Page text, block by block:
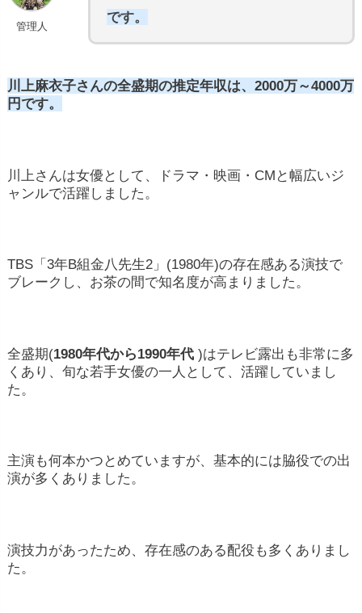
管理人
です。
川上麻衣子さんの全盛期の推定年収は、2000万～4000万
円です。
川上さんは女優として、ドラマ・映画・CMと幅広いジ
ャンルで活躍しました。
TBS「3年B組金八先生2」(1980年)の存在感ある演技で
ブレークし、お茶の間で知名度が高まりました。
全盛期(1980年代から1990年代 )はテレビ露出も非常に多
くあり、旬な若手女優の一人として、活躍していまし
た。
主演も何本かつとめていますが、基本的には脇役での出
演が多くありました。
演技力があったため、存在感のある配役も多くありまし
た。